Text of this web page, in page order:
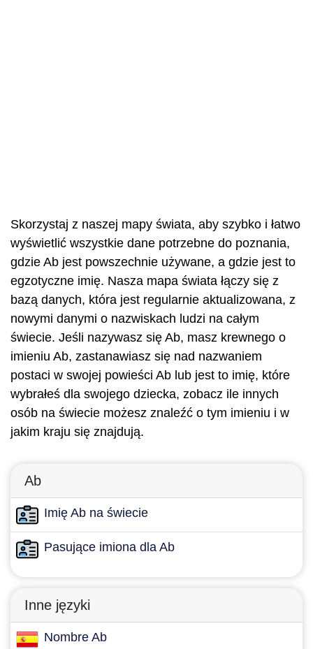
Skorzystaj z naszej mapy świata, aby szybko i łatwo
wyświetlić wszystkie dane potrzebne do poznania,
gdzie Ab jest powszechnie używane, a gdzie jest to
egzotyczne imię. Nasza mapa świata łączy się z
bazą danych, która jest regularnie aktualizowana, z
nowymi danymi o nazwiskach ludzi na całym
świecie. Jeśli nazywasz się Ab, masz krewnego o
imieniu Ab, zastanawiasz się nad nazwaniem
postaci w swojej powieści Ab lub jest to imię, które
wybrałeś dla swojego dziecka, zobacz ile innych
osób na świecie możesz znaleźć o tym imieniu i w
jakim kraju się znajdują.
Ab
Imię Ab na świecie
Pasujące imiona dla Ab
Inne języki
Nombre Ab